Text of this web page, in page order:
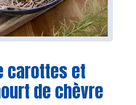
carottes et
de chèvre